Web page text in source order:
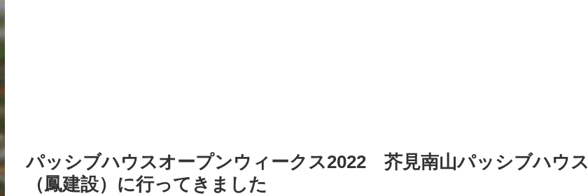
パッシブハウスオープンウィークス2022 芥見南山パッシブハウス
（鳳建設）に行ってきました